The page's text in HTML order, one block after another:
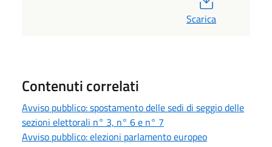
Scarica
Contenuti correlati
Avviso pubblico: spostamento delle sedi di seggio delle
sezioni elettorali n° 3, n° 6 e n° 7
Avviso pubblico: elezioni parlamento europeo